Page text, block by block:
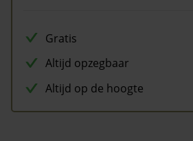
Gratis
Altijd opzegbaar
Altijd op de hoogte